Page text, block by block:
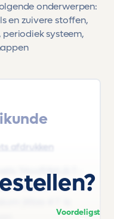
onderwerpen:
en zuivere stoffen,
systeem,
afdrukken
'Hoofdstuk 1 -
'Polaris
Voordeligst